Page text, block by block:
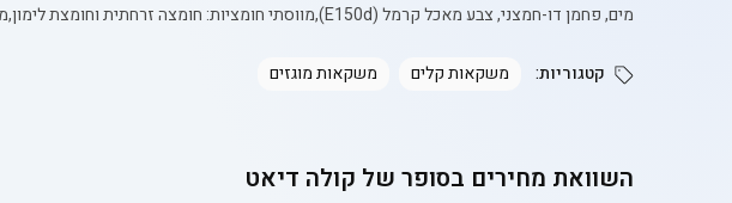
מים, פחמן דו-חמצני, צבע מאכל קרמל (E150d),מווסתי חומציות: חומצה זרחתית וחומצת לימון,ממתיקים: אספרטיים ואססולפאם-קיי,חומרי טעם וריח טבעיים, קפאין.
קטגוריות: משקאות קלים משקאות מוגזים
השוואת מחירים בסופר של קולה דיאט